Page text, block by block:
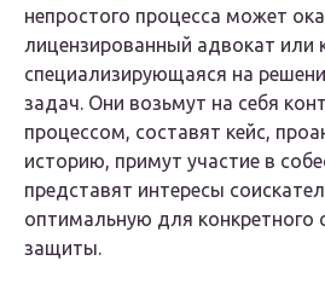
непростого процесса может
лицензированный адвокат или
специализирующаяся на
задач. Они возьмут на себя
процессом, составят кейс,
историю, примут участие в
представят интересы
оптимальную для конкретного
защиты.